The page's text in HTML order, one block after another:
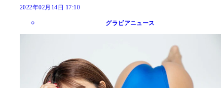
2022年02月14日 17:10
グラビアニュース